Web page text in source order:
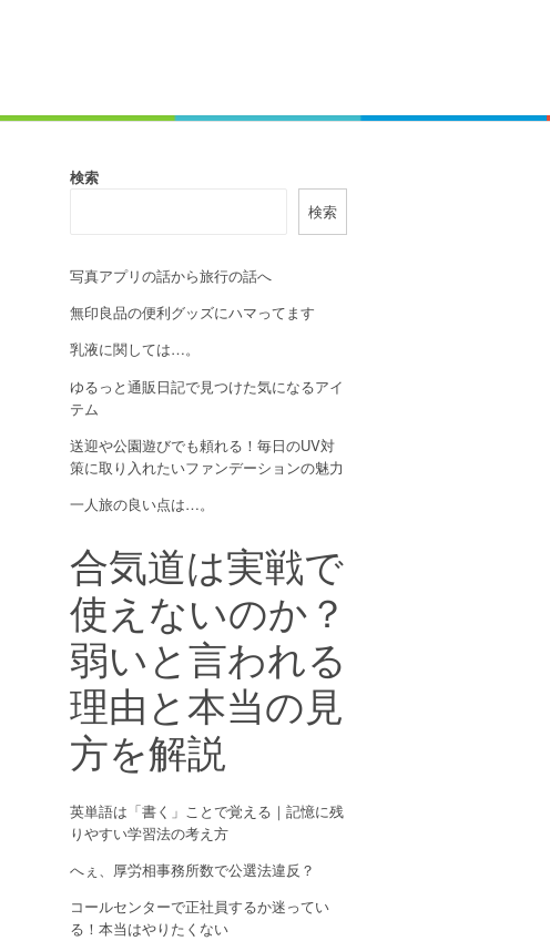
検索
検索
写真アプリの話から旅行の話へ
無印良品の便利グッズにハマってます
乳液に関しては…。
ゆるっと通販日記で見つけた気になるアイ
テム
送迎や公園遊びでも頼れる！毎日のUV対
策に取り入れたいファンデーションの魅力
一人旅の良い点は…。
合気道は実戦で
使えないのか？
弱いと言われる
理由と本当の見
方を解説
英単語は「書く」ことで覚える｜記憶に残
りやすい学習法の考え方
へぇ、厚労相事務所数で公選法違反？
コールセンターで正社員するか迷ってい
る！本当はやりたくない